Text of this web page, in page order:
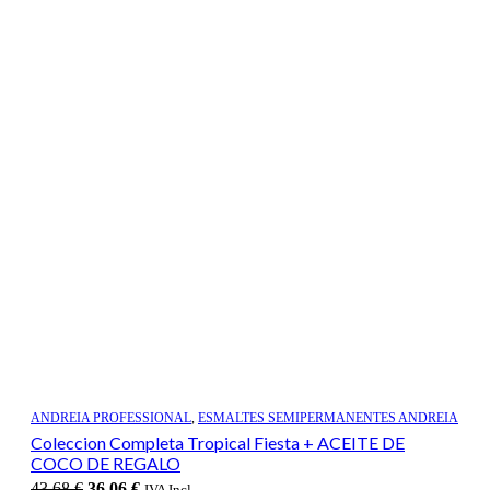
ANDREIA PROFESSIONAL, ESMALTES SEMIPERMANENTES ANDREIA
Coleccion Completa Tropical Fiesta + ACEITE DE
COCO DE REGALO